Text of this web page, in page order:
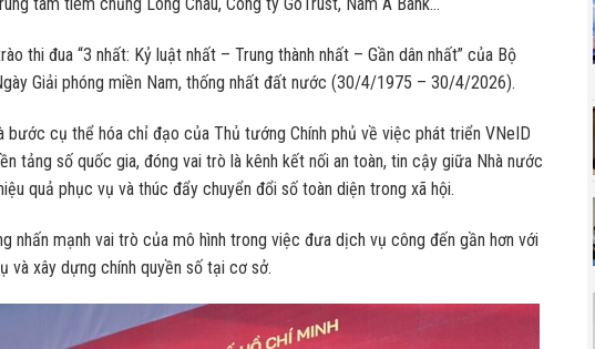
thi đua “3 nhất: Kỷ luật nhất – Trung thành nhất – Gần dân nhất” của Bộ
Giải phóng miền Nam, thống nhất đất nước (30/4/1975 – 30/4/2026).
bước cụ thể hóa chỉ đạo của Thủ tướng Chính phủ về việc phát triển VNeID
tảng số quốc gia, đóng vai trò là kênh kết nối an toàn, tin cậy giữa Nhà nước
quả phục vụ và thúc đẩy chuyển đổi số toàn diện trong xã hội.
nhấn mạnh vai trò của mô hình trong việc đưa dịch vụ công đến gần hơn với
và xây dựng chính quyền số tại cơ sở.